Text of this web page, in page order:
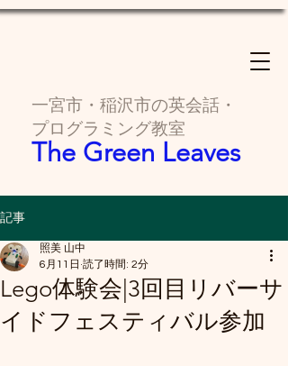
一宮市・稲沢市の英会話・
プログラミング教室
The Green Leaves
記事
Lego体験会|3回目リバーサ
イドフェスティバル参加
照美 山中
6月11日 読了時間: 2分